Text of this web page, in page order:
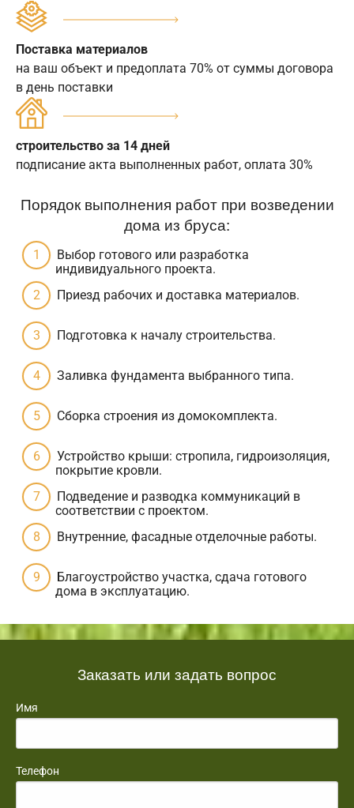
Поставка материалов
на ваш объект и предоплата 70% от суммы договора
в день поставки
строительство за 14 дней
подписание акта выполненных работ, оплата 30%
Порядок выполнения работ при возведении
дома из бруса:
Выбор готового или разработка
индивидуального проекта.
Приезд рабочих и доставка материалов.
Подготовка к началу строительства.
Заливка фундамента выбранного типа.
Сборка строения из домокомплекта.
Устройство крыши: стропила, гидроизоляция,
покрытие кровли.
Подведение и разводка коммуникаций в
соответствии с проектом.
Внутренние, фасадные отделочные работы.
Благоустройство участка, сдача готового
дома в эксплуатацию.
Заказать или задать вопрос
Имя
Телефон